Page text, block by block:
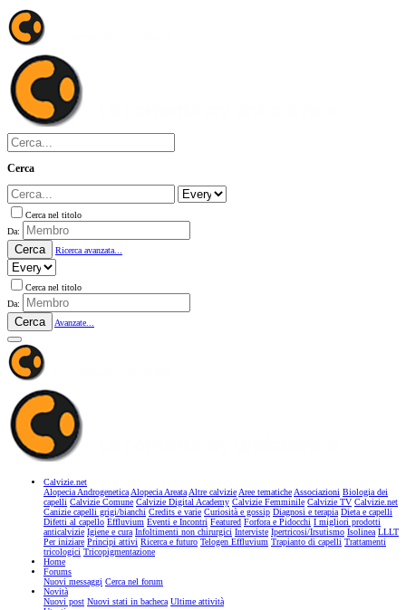
Cerca
Cerca nel titolo
Da:
Cerca Ricerca avanzata...
Cerca nel titolo
Da:
Cerca Avanzate...
Calvizie.net
Alopecia AndrogeneticaAlopecia AreataAltre calvizieAree tematicheAssociazioni Biologia dei
capelli Calvizie Comune Calvizie Digital Academy Calvizie Femminile Calvizie TV Calvizie.net
Canizie capelli grigi/bianchi Credits e varie Curiosità e gossip Diagnosi e terapia Dieta e capelli
Difetti al capello Effluvium Eventi e Incontri Featured Forfora e Pidocchi I migliori prodotti
anticalvizie Igiene e cura Infoltimenti non chirurgici Interviste Ipertricosi/Irsutismo Isolinea LLLT
Per iniziare Principi attivi Ricerca e futuro Telogen Effluvium Trapianto di capelli Trattamenti
tricologici Tricopigmentazione
Home
Forums
Nuovi messaggi Cerca nel forum
Novità
Nuovi post Nuovi stati in bacheca Ultime attività